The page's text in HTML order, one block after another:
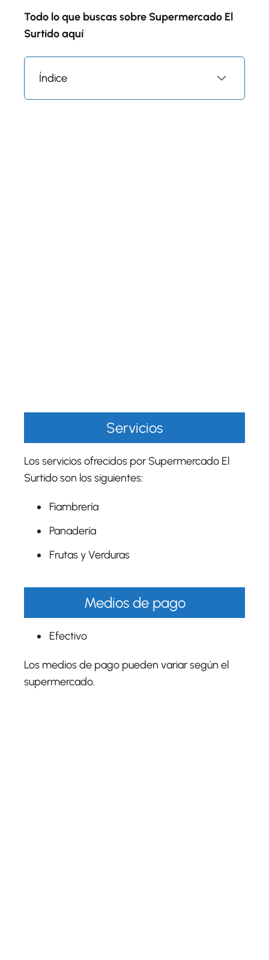
Todo lo que buscas sobre Supermercado El
Surtido aquí
Índice
Servicios
Los servicios ofrecidos por Supermercado El
Surtido son los siguientes:
Fiambrería
Panadería
Frutas y Verduras
Medios de pago
Efectivo
Los medios de pago pueden variar según el
supermercado.